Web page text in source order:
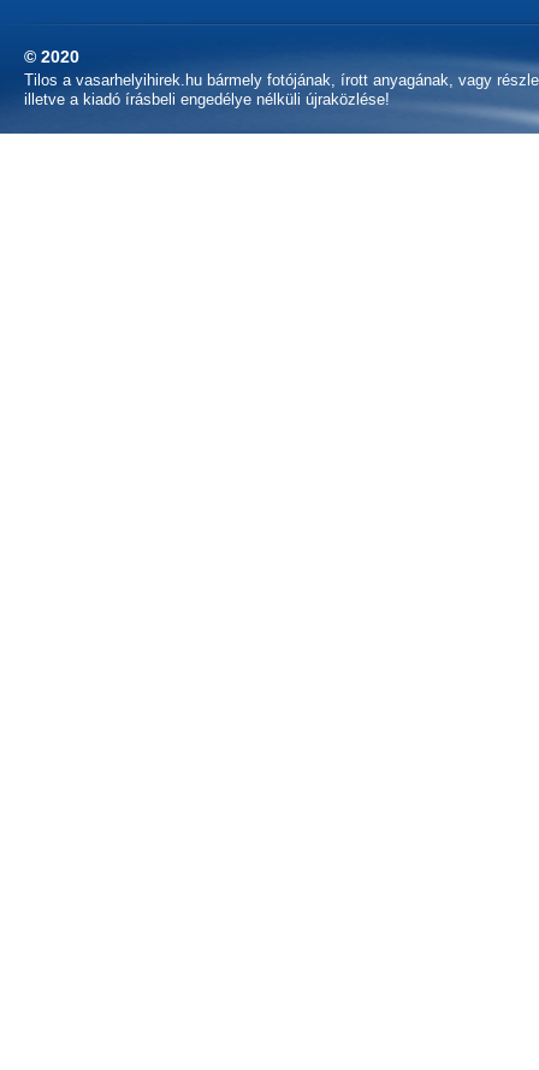
© 2020
Tilos a vasarhelyihirek.hu bármely fotójának, írott anyagának, vagy
illetve a kiadó írásbeli engedélye nélküli újraközlése!